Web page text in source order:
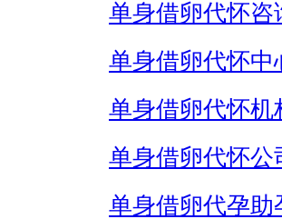
单身借卵代怀咨
单身借卵代怀中
单身借卵代怀机
单身借卵代怀公
单身借卵代孕助